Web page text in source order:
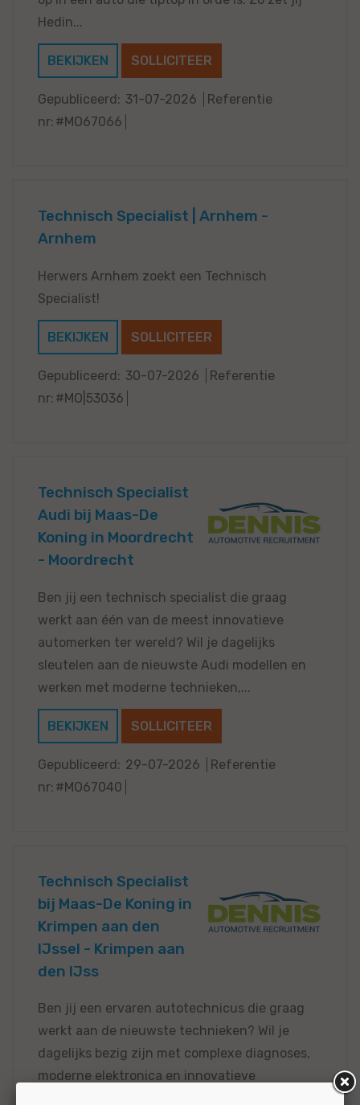
Hedin...
BEKIJKEN SOLLICITEER
Gepubliceerd: 31-07-2026
Referentie
nr: #MO67066
Technisch Specialist | Arnhem -
Arnhem
Herwers Arnhem zoekt een Technisch
Specialist!
BEKIJKEN SOLLICITEER
Gepubliceerd: 30-07-2026
Referentie
nr: #MO|53036
Technisch Specialist
Audi bij Maas-De
Koning in Moordrecht
- Moordrecht
Ben jij een technisch specialist die graag
werkt aan één van de meest innovatieve
automerken ter wereld? Wil je dagelijks
sleutelen aan de nieuwste Audi modellen en
werken met moderne technieken,...
BEKIJKEN SOLLICITEER
Gepubliceerd: 29-07-2026
Referentie
nr: #MO67040
Technisch Specialist
bij Maas-De Koning in
Krimpen aan den
IJssel - Krimpen aan
den IJss
Ben jij een ervaren autotechnicus die graag
werkt aan de nieuwste technieken? Wil je
dagelijks bezig zijn met complexe diagnoses,
moderne elektronica en innovatieve